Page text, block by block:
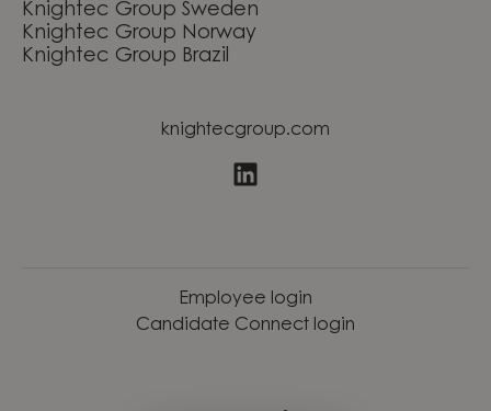
Knightec Group Sweden
Knightec Group Norway
Knightec Group Brazil
knightecgroup.com
Employee login
Candidate Connect login